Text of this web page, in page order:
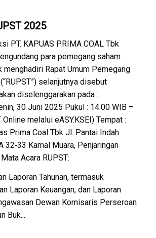
2025
PT. KAPUAS PRIMA COAL Tbk
para pemegang saham
menghadiri Rapat Umum Pemegang
selanjutnya disebut
diselenggarakan pada :
30 Juni 2025 Pukul : 14.00 WIB –
melalui eASY.KSEI) Tempat :
Prima Coal Tbk Jl. Pantai Indah
32‐33 Kamal Muara, Penjaringan
Acara RUPST:
Laporan Tahunan, termasuk
Laporan Keuangan, dan Laporan
Dewan Komisaris Perseroan
Buk...